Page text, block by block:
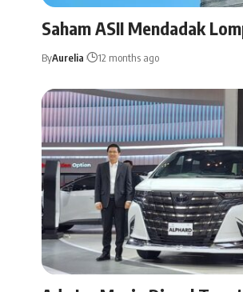
Saham ASII Mendadak
ByAurelia 12 months ago